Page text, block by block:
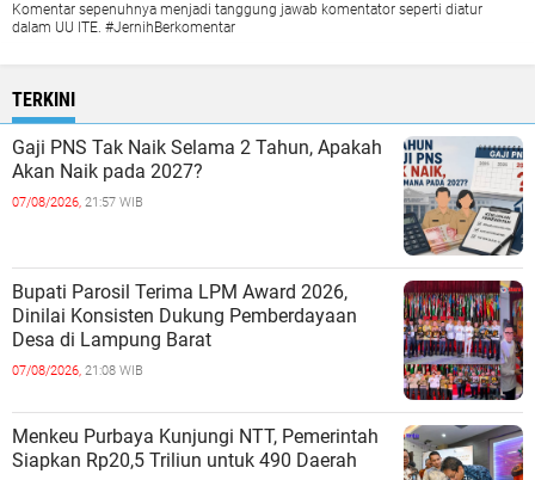
Komentar sepenuhnya menjadi tanggung jawab komentator seperti diatur
dalam UU ITE. #JernihBerkomentar
TERKINI
Gaji PNS Tak Naik Selama 2 Tahun, Apakah
Akan Naik pada 2027?
07/08/2026, 21:57 WIB
Bupati Parosil Terima LPM Award 2026,
Dinilai Konsisten Dukung Pemberdayaan
Desa di Lampung Barat
07/08/2026, 21:08 WIB
Menkeu Purbaya Kunjungi NTT, Pemerintah
Siapkan Rp20,5 Triliun untuk 490 Daerah